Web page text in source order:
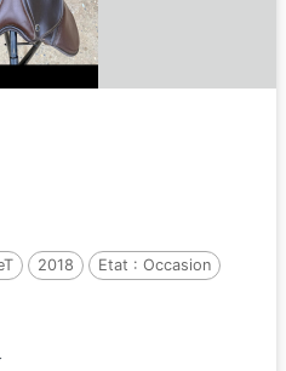
2018 Etat : Occasion